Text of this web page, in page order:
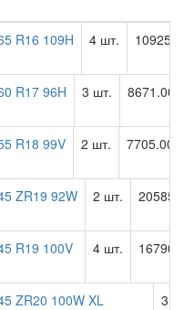
R16 109H
4 шт.
R17 96H
3 шт. 8671.00
R18 99V
2 шт. 7705.00
ZR19 92W
2 шт.
R19 100V
4 шт.
ZR20 100W XL
3